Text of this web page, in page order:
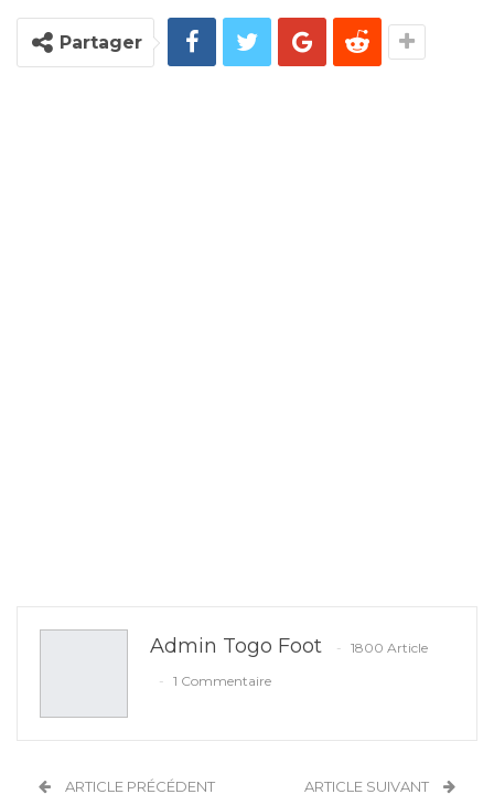
Partager
Admin Togo Foot
1800 Article
1 Commentaire
ARTICLE PRÉCÉDENT ARTICLE SUIVANT